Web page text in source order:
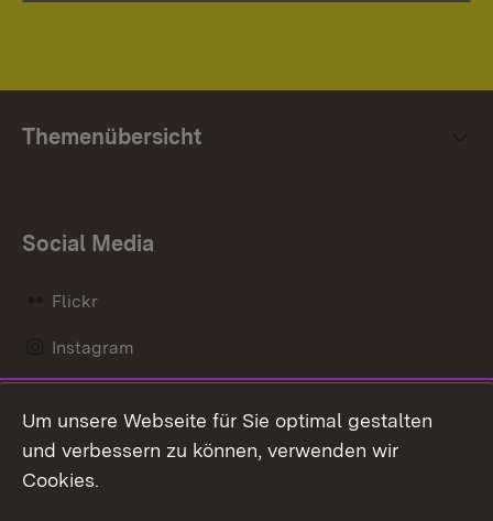
Themenübersicht
Social Media
Flickr
Instagram
Mastodon
Messenger
Um unsere Webseite für Sie optimal gestalten
und verbessern zu können, verwenden wir
Cookies.